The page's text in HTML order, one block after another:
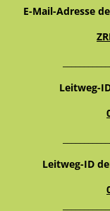
E-Mail-Adresse
Leitweg-
Leitweg-ID